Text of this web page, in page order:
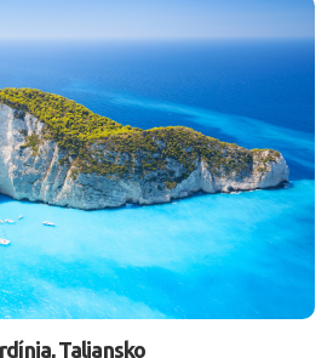
Taliansko